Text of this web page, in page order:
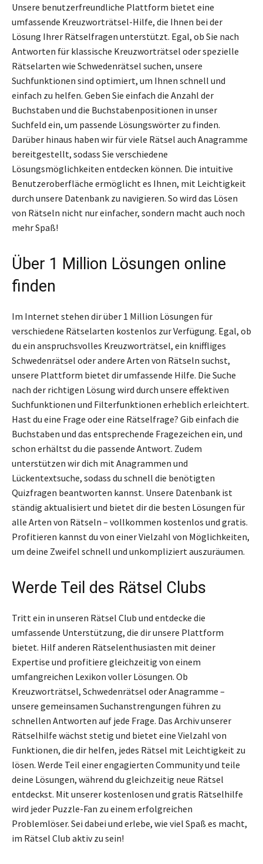
Unsere benutzerfreundliche Plattform bietet eine
umfassende Kreuzworträtsel-Hilfe, die Ihnen bei der
Lösung Ihrer Rätselfragen unterstützt. Egal, ob Sie nach
Antworten für klassische Kreuzworträtsel oder spezielle
Rätselarten wie Schwedenrätsel suchen, unsere
Suchfunktionen sind optimiert, um Ihnen schnell und
einfach zu helfen. Geben Sie einfach die Anzahl der
Buchstaben und die Buchstabenpositionen in unser
Suchfeld ein, um passende Lösungswörter zu finden.
Darüber hinaus haben wir für viele Rätsel auch Anagramme
bereitgestellt, sodass Sie verschiedene
Lösungsmöglichkeiten entdecken können. Die intuitive
Benutzeroberfläche ermöglicht es Ihnen, mit Leichtigkeit
durch unsere Datenbank zu navigieren. So wird das Lösen
von Rätseln nicht nur einfacher, sondern macht auch noch
mehr Spaß!
Über 1 Million Lösungen online
finden
Im Internet stehen dir über 1 Million Lösungen für
verschiedene Rätselarten kostenlos zur Verfügung. Egal, ob
du ein anspruchsvolles Kreuzworträtsel, ein kniffliges
Schwedenrätsel oder andere Arten von Rätseln suchst,
unsere Plattform bietet dir umfassende Hilfe. Die Suche
nach der richtigen Lösung wird durch unsere effektiven
Suchfunktionen und Filterfunktionen erheblich erleichtert.
Hast du eine Frage oder eine Rätselfrage? Gib einfach die
Buchstaben und das entsprechende Fragezeichen ein, und
schon erhältst du die passende Antwort. Zudem
unterstützen wir dich mit Anagrammen und
Lückentextsuche, sodass du schnell die benötigten
Quizfragen beantworten kannst. Unsere Datenbank ist
ständig aktualisiert und bietet dir die besten Lösungen für
alle Arten von Rätseln – vollkommen kostenlos und gratis.
Profitieren kannst du von einer Vielzahl von Möglichkeiten,
um deine Zweifel schnell und unkompliziert auszuräumen.
Werde Teil des Rätsel Clubs
Tritt ein in unseren Rätsel Club und entdecke die
umfassende Unterstützung, die dir unsere Plattform
bietet. Hilf anderen Rätselenthusiasten mit deiner
Expertise und profitiere gleichzeitig von einem
umfangreichen Lexikon voller Lösungen. Ob
Kreuzworträtsel, Schwedenrätsel oder Anagramme –
unsere gemeinsamen Suchanstrengungen führen zu
schnellen Antworten auf jede Frage. Das Archiv unserer
Rätselhilfe wächst stetig und bietet eine Vielzahl von
Funktionen, die dir helfen, jedes Rätsel mit Leichtigkeit zu
lösen. Werde Teil einer engagierten Community und teile
deine Lösungen, während du gleichzeitig neue Rätsel
entdeckst. Mit unserer kostenlosen und gratis Rätselhilfe
wird jeder Puzzle-Fan zu einem erfolgreichen
Problemlöser. Sei dabei und erlebe, wie viel Spaß es macht,
im Rätsel Club aktiv zu sein!